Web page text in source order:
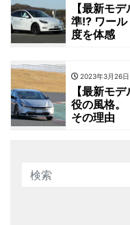
【最新モ
準!? ワー
度を体感
2023年3月26日
【最新モ
役の風格。
その理由